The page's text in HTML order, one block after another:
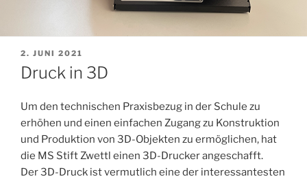
VERÖFFENTLICHT
AM
2. JUNI 2021
Druck in 3D
Um den technischen Praxisbezug in der Schule zu
erhöhen und einen einfachen Zugang zu Konstruktion
und Produktion von 3D-Objekten zu ermöglichen, hat
die MS Stift Zwettl einen 3D-Drucker angeschafft.
Der 3D-Druck ist vermutlich eine der interessantesten